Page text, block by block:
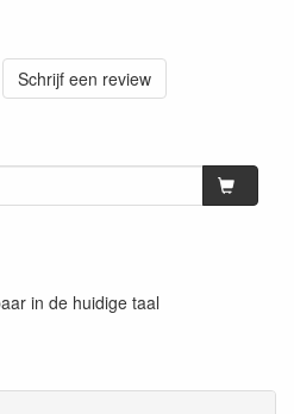
Schrijf een review
in de huidige taal